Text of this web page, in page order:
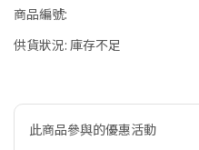
商品編號:
供貨狀況: 庫存不足
此商品參與的優惠活動